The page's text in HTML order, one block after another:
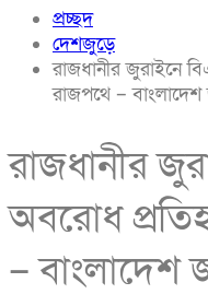
প্রচ্ছদ
দেশজুড়ে
রাজধানীর জুরাইনে
রাজপথে – বাংলাদেশ
রাজধানীর
অবরোধ
– বাংলাদেশ